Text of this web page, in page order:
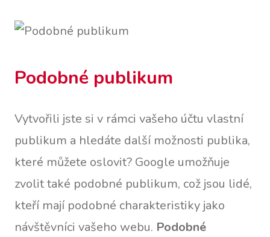
Podobné publikum
Vytvořili jste si v rámci vašeho účtu vlastní
publikum a hledáte další možnosti publika,
které můžete oslovit? Google umožňuje
zvolit také podobné publikum, což jsou lidé,
kteří mají podobné charakteristiky jako
návštěvníci vašeho webu. Podobné